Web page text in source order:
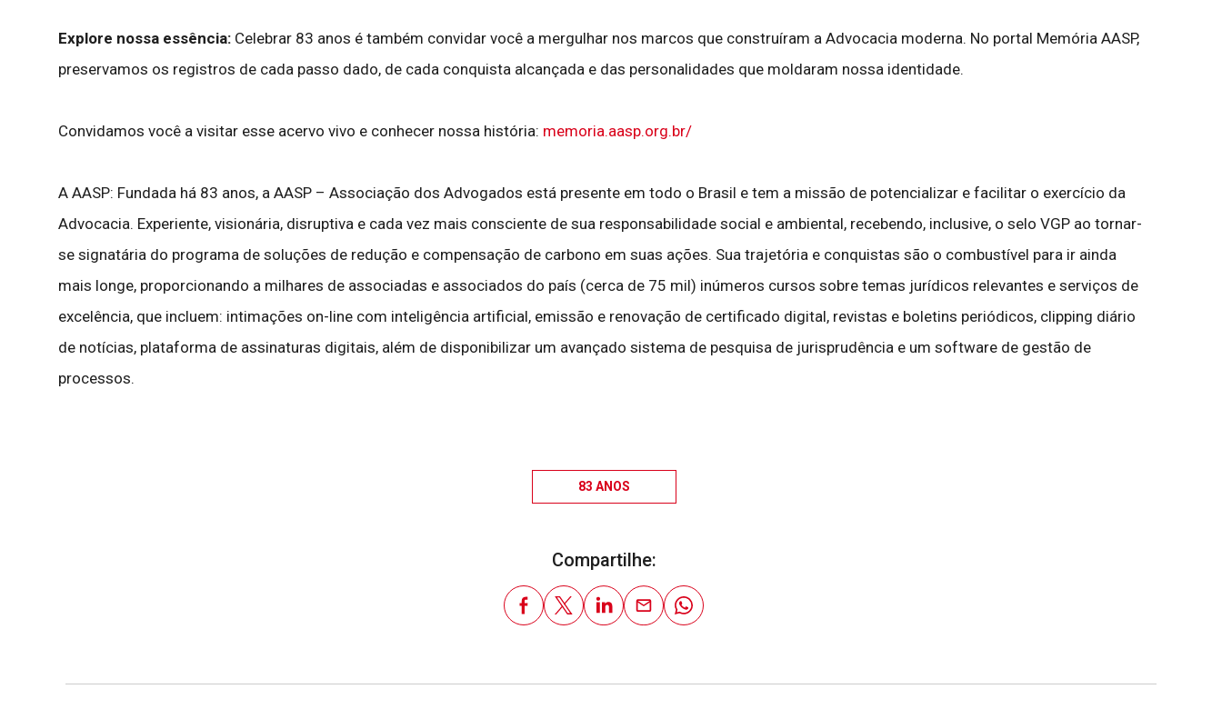
Explore nossa essência: Celebrar 83 anos é também convidar você a mergulhar nos marcos que construíram a Advocacia moderna. No portal Memória AASP,
preservamos os registros de cada passo dado, de cada conquista alcançada e das personalidades que moldaram nossa identidade.
Convidamos você a visitar esse acervo vivo e conhecer nossa história: memoria.aasp.org.br/
A AASP: Fundada há 83 anos, a AASP – Associação dos Advogados está presente em todo o Brasil e tem a missão de potencializar e facilitar o exercício da
Advocacia. Experiente, visionária, disruptiva e cada vez mais consciente de sua responsabilidade social e ambiental, recebendo, inclusive, o selo VGP ao tornar-
se signatária do programa de soluções de redução e compensação de carbono em suas ações. Sua trajetória e conquistas são o combustível para ir ainda
mais longe, proporcionando a milhares de associadas e associados do país (cerca de 75 mil) inúmeros cursos sobre temas jurídicos relevantes e serviços de
excelência, que incluem: intimações on-line com inteligência artificial, emissão e renovação de certificado digital, revistas e boletins periódicos, clipping diário
de notícias, plataforma de assinaturas digitais, além de disponibilizar um avançado sistema de pesquisa de jurisprudência e um software de gestão de
processos.
83 ANOS
Compartilhe: